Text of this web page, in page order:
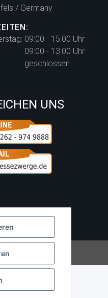
/ Germany
09:00 - 15:00 Uhr
09:00 - 13:00 Uhr
geschlossen
UNS